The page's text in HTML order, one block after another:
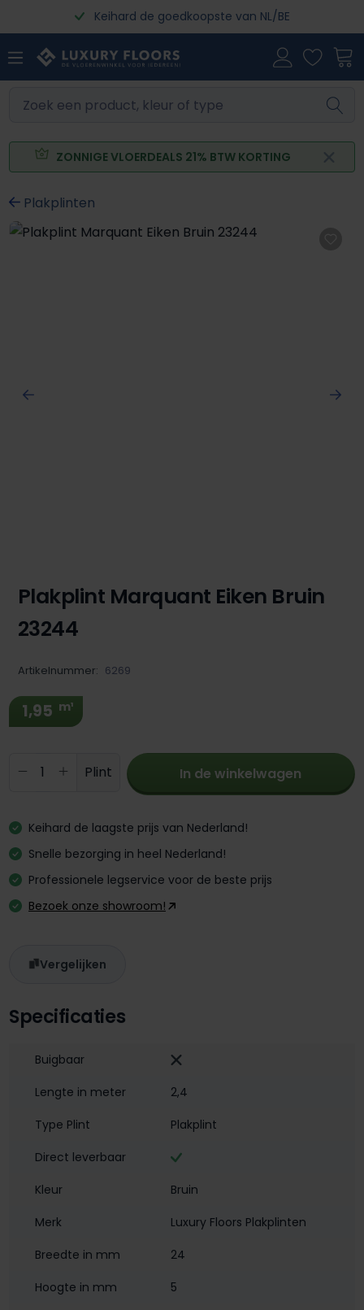
Ga naar de hoofdinhoudKeihard de goedkoopste van NL/BE
ZONNIGE VLOERDEALS 21% BTW KORTING
Plakplinten
Afbeeldingengalerij overslaan
Specificaties
Buigbaar
Lengte in meter
2,4
Type Plint
Plakplint
Direct leverbaar
Kleur
Bruin
Merk
Luxury Floors Plakplinten
Breedte in mm
24
Hoogte in mm
5
Plakplint Marquant Eiken Bruin
23244
Artikelnummer: 6269
1,95 m¹
Producthoeveelheid: Voer de
Plint In de winkelwagen
Keihard de laagste prijs van Nederland!
Snelle bezorging in heel Nederland!
Professionele legservice voor de beste prijs
Bezoek onze showroom!
Vergelijken